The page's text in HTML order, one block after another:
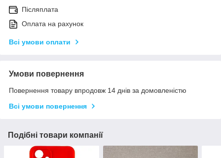
Післяплата
Оплата на рахунок
Всі умови оплати
Умови повернення
Повернення товару впродовж 14 днів за домовленістю
Всі умови повернення
Подібні товари компанії